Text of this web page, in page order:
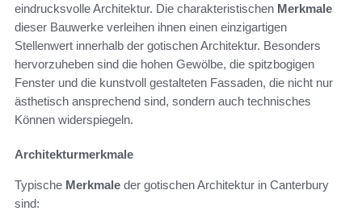
eindrucksvolle Architektur. Die charakteristischen Merkmale
dieser Bauwerke verleihen ihnen einen einzigartigen
Stellenwert innerhalb der gotischen Architektur. Besonders
hervorzuheben sind die hohen Gewölbe, die spitzbogigen
Fenster und die kunstvoll gestalteten Fassaden, die nicht nur
ästhetisch ansprechend sind, sondern auch technisches
Können widerspiegeln.
Architekturmerkmale
Typische Merkmale der gotischen Architektur in Canterbury
sind: